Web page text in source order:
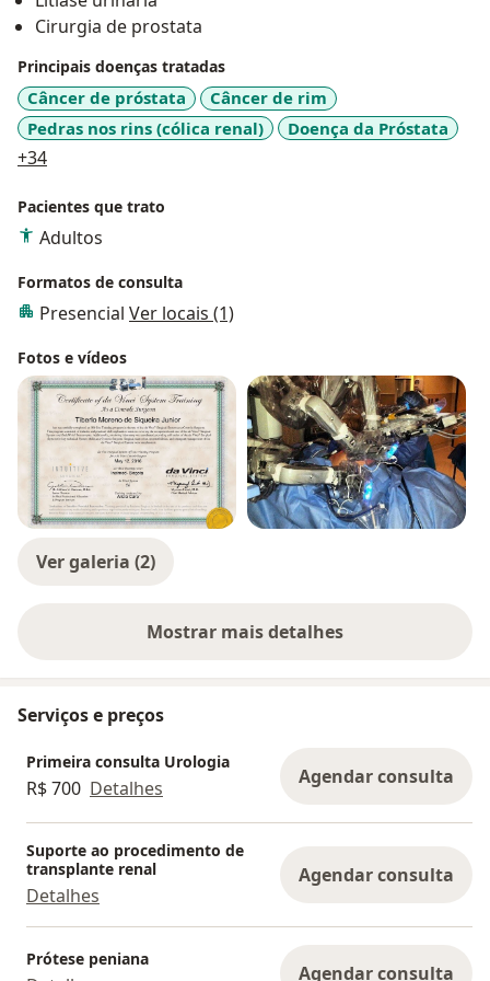
Cirurgia de prostata
Principais doenças tratadas
Câncer de próstata
Câncer de rim
Pedras nos rins (cólica renal)
Doença da Próstata
+34a11y_sr_more_diseases
Pacientes que trato
Adultos
Formatos de consulta
Presencial Ver locais (1)
Fotos e vídeos
Ver galeria (2)
Mostrar mais detalhes
sobre a experiência
Serviços e preços
Primeira consulta Urologia
R$ 700 Detalhes Agendar consulta
Suporte ao procedimento de
transplante renal
Detalhes
Agendar consulta
Prótese peniana
Agendar consulta